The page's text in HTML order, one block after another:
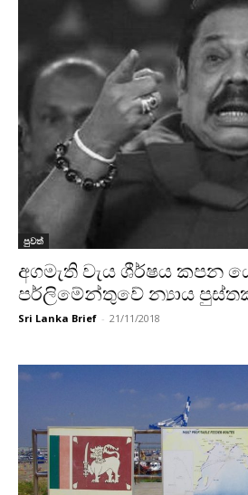
පුවත්
අගමැති වැය ශීර්ෂය කපන
පර්ලිමේන්තුවේ න්‍යාය
Sri Lanka Brief - 21/11/2018